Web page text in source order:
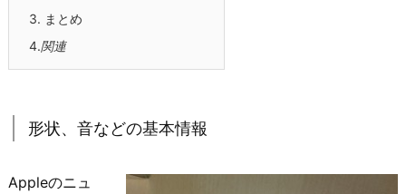
3. まとめ
4.関連
形状、音などの基本情報
Appleのニュ